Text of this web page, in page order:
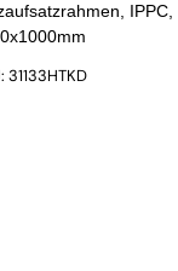
IPPC,
31133HTKD